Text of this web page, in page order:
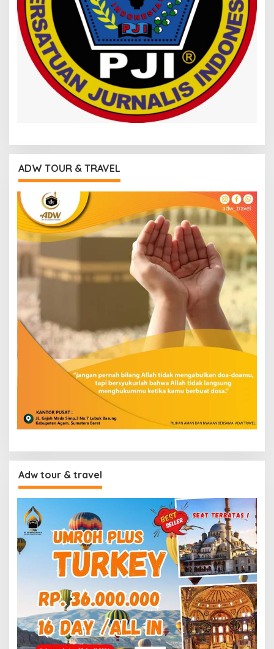
ADW TOUR & TRAVEL
Adw tour & travel